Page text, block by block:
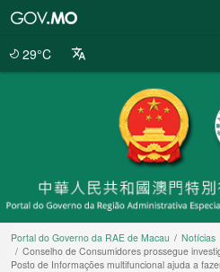
29°C
Portal do Governo da RAE de Macau
Notícias
Conselho de Consumidores prossegue
Posto de Informações multifuncional ajuda a